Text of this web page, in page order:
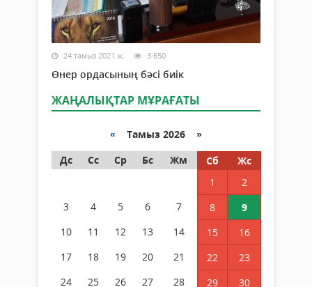
24 тамыз 2021 ж. 3 650
Өнер ордасының бәсі биік
ЖАҢАЛЫҚТАР МҰРАҒАТЫ
« Тамыз 2026 »
Дс
Сс Ср Бс Жм Сб
Жс
1
2
3
4 5 6 7 8
9
10
11 12 13 14 15
16
17
18 19 20 21 22
23
24
25 26 27 28 29 30